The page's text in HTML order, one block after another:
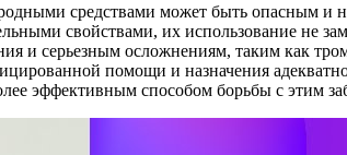
средствами может быть опасным и
свойствами, их использование
и серьезным осложнениям, таким как
помощи и назначения
эффективным способом борьбы с этим